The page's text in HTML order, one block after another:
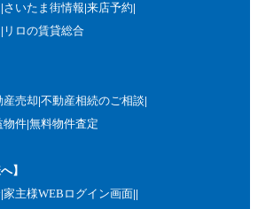
さいたま街情報 来店予約
リロの賃貸総合
産売却 不動産相続のご相談
物件 無料物件査定
】
家主様WEBログイン画面